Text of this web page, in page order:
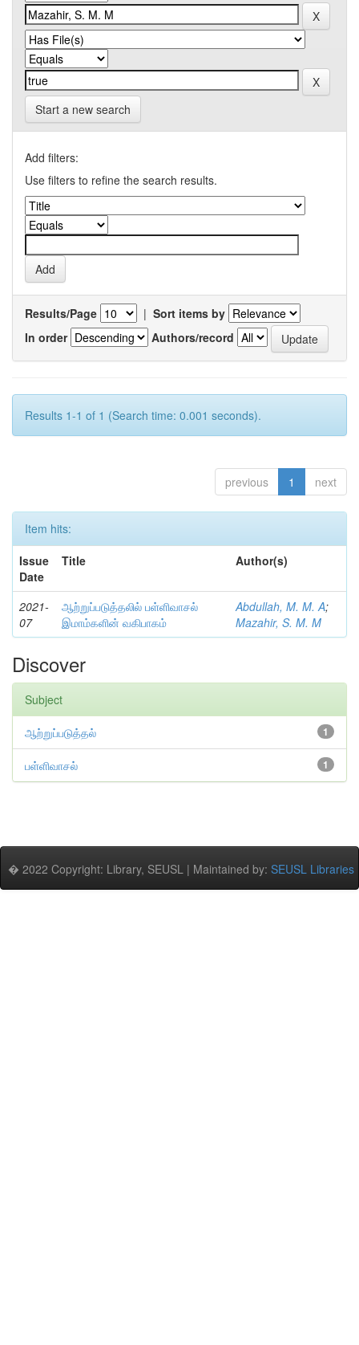
Start a new search
Add filters:
Use filters to refine the search results.
Results/Page | Sort items by
In order
Authors/record
Results 1-1 of 1 (Search time: 0.001 seconds).
previous 1 next
Item hits:
Issue
Date
Title Author(s)
2021-
07
ஆற்றுப்படுத்தலில் பள்ளிவாசல்
இமாம்களின் வகிபாகம்
Abdullah, M. M. A;
Mazahir, S. M. M
Discover
Subject
1
ஆற்றுப்படுத்தல்
1
பள்ளிவாசல்
� 2022 Copyright: Library, SEUSL | Maintained by: SEUSL Libraries